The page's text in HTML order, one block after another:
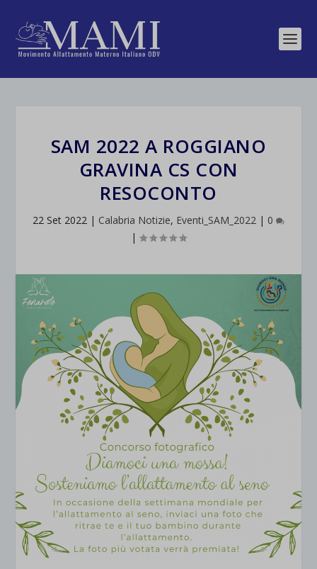
SAM 2022 A ROGGIANO
GRAVINA CS CON
RESOCONTO
22 Set 2022 | Calabria Notizie, Eventi_SAM_2022 | 0
|